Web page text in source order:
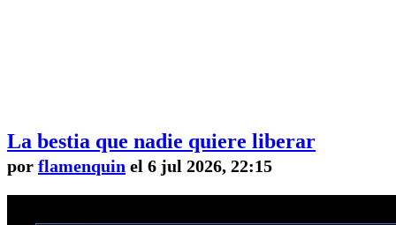
La bestia que nadie quiere liberar
por flamenquin el 6 jul 2026, 22:15